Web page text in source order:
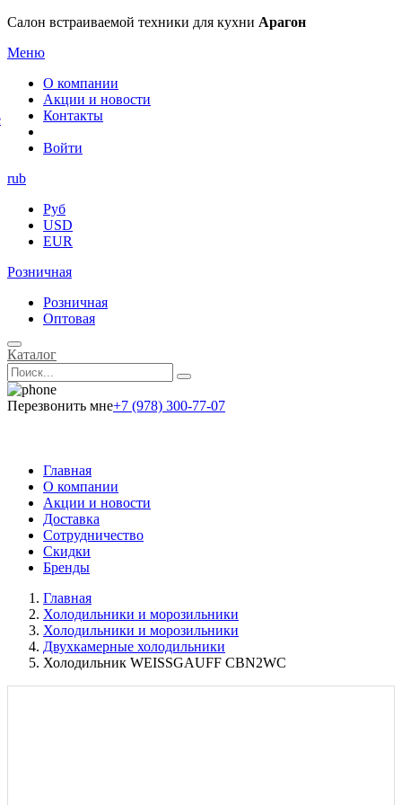
Салон встраиваемой техники для кухни Арагон
Меню
О компании
Акции и новости
Контакты
Войти
rub
Руб
USD
EUR
Розничная
Розничная
Оптовая
Каталог
Перезвонить мне+7 (978) 300-77-07
Главная
О компании
Акции и новости
Доставка
Сотрудничество
Скидки
Бренды
Главная
Холодильники и морозильники
Холодильники и морозильники
Двухкамерные холодильники
Холодильник WEISSGAUFF CBN2WC